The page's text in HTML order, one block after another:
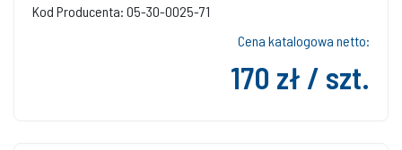
Kod Producenta: 05-30-0025-71
Cena katalogowa netto:
170 zł / szt.